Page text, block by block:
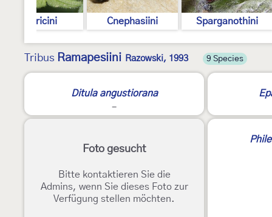
Tortricini Cnephasiini Sparganothini
Tribus Ramapesiini Razowski, 1993 9 Species
Ditula angustiorana
-
Foto gesucht
Bitte kontaktieren Sie die
Admins, wenn Sie dieses Foto zur
Verfügung stellen möchten.